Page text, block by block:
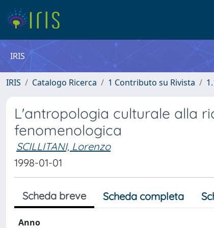
IRIS
IRIS Catalogo Ricerca 1 Contributo su Rivista
L'antropologia culturale alla
fenomenologica
SCILLITANI, Lorenzo
1998-01-01
Scheda breve Scheda completa
Anno